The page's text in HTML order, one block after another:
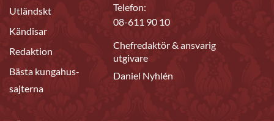
Utländskt
Kändisar
Redaktion
Bästa kungahus-
sajterna
Telefon:
08-611 90 10
Chefredaktör & ansvarig
utgivare
Daniel Nyhlén